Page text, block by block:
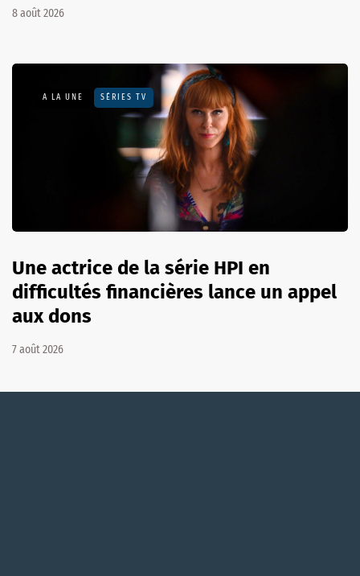
8 août 2026
A LA UNE SÉRIES TV
Une actrice de la série HPI en
difficultés financières lance un appel
aux dons
7 août 2026